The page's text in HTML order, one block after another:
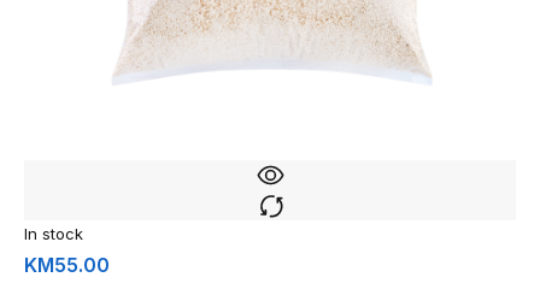
In stock
KM55.00